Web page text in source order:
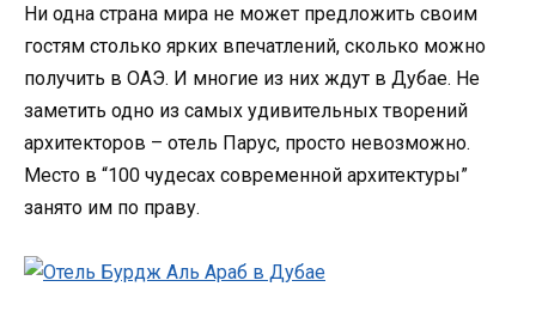
Ни одна страна мира не может предложить своим
гостям столько ярких впечатлений, сколько можно
получить в ОАЭ. И многие из них ждут в Дубае. Не
заметить одно из самых удивительных творений
архитекторов – отель Парус, просто невозможно.
Место в “100 чудесах современной архитектуры”
занято им по праву.